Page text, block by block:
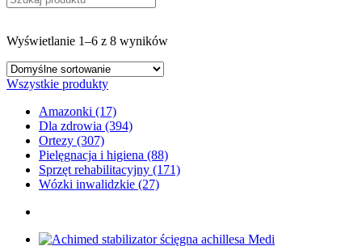
Wyświetlanie 1–6 z 8 wyników
Wszystkie produkty
Amazonki (17)
Dla zdrowia (394)
Ortezy (307)
Pielęgnacja i higiena (88)
Sprzęt rehabilitacyjny (171)
Wózki inwalidzkie (27)